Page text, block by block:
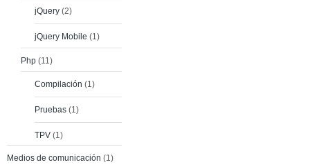
jQuery (2)
jQuery Mobile (1)
Php (11)
Compilación (1)
Pruebas (1)
TPV (1)
Medios de comunicación (1)